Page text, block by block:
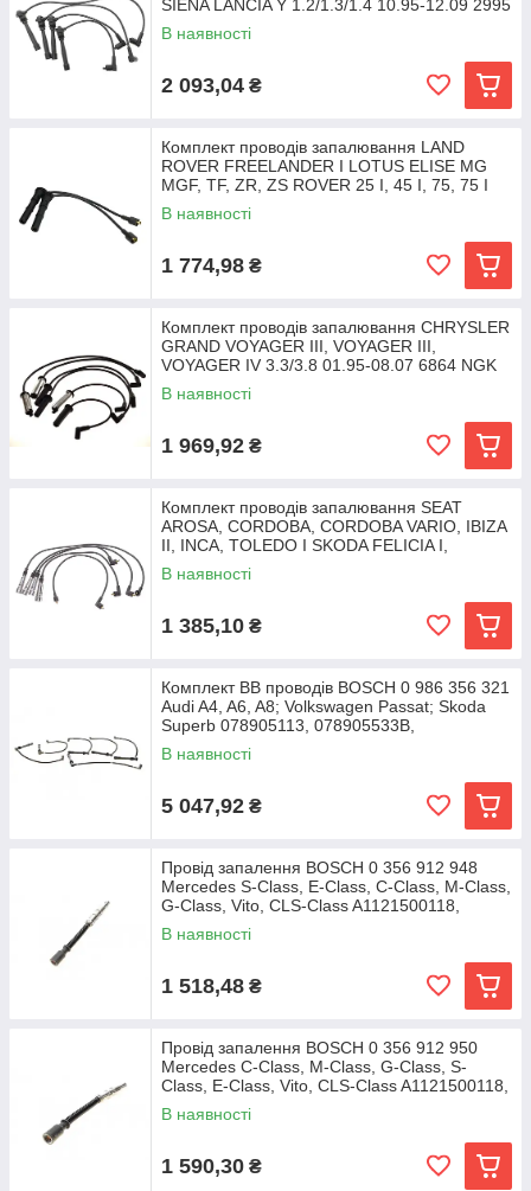
SIENA LANCIA Y 1.2/1.3/1.4 10.95-12.09 2995
NGK NGK 2995
В наявності
2 093,04 ₴
Комплект проводів запалювання LAND
ROVER FREELANDER I LOTUS ELISE MG
MGF, TF, ZR, ZS ROVER 25 I, 45 I, 75, 75 I
1.4/1.6/1.8 03.95-
В наявності
1 774,98 ₴
Комплект проводів запалювання CHRYSLER
GRAND VOYAGER III, VOYAGER III,
VOYAGER IV 3.3/3.8 01.95-08.07 6864 NGK
NGK 6864 Chrysler
В наявності
1 969,92 ₴
Комплект проводів запалювання SEAT
AROSA, CORDOBA, CORDOBA VARIO, IBIZA
II, INCA, TOLEDO I SKODA FELICIA I,
FELICIA II, OCTAVIA I
В наявності
1 385,10 ₴
Комплект ВВ проводів BOSCH 0 986 356 321
Audi A4, A6, A8; Volkswagen Passat; Skoda
Superb 078905113, 078905533B,
078905531B
В наявності
5 047,92 ₴
Провід запалення BOSCH 0 356 912 948
Mercedes S-Class, E-Class, C-Class, M-Class,
G-Class, Vito, CLS-Class A1121500118,
В наявності
1 518,48 ₴
Провід запалення BOSCH 0 356 912 950
Mercedes C-Class, M-Class, G-Class, S-
Class, E-Class, Vito, CLS-Class A1121500118,
В наявності
1 590,30 ₴